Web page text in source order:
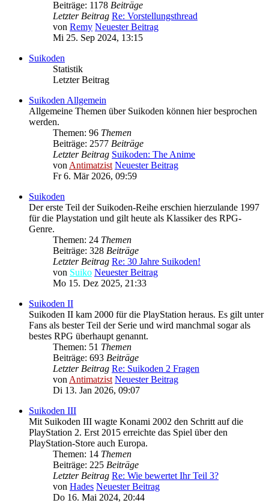
Beiträge: 1178 Beiträge
Letzter Beitrag Re: Vorstellungsthread
von Remy Neuester Beitrag
Mi 25. Sep 2024, 13:15
Suikoden
Statistik
Letzter Beitrag
Suikoden Allgemein
Allgemeine Themen über Suikoden können hier besprochen
werden.
Themen: 96 Themen
Beiträge: 2577 Beiträge
Letzter Beitrag Suikoden: The Anime
vonAntimatzist Neuester Beitrag
Fr 6. Mär 2026, 09:59
Suikoden
Der erste Teil der Suikoden-Reihe erschien hierzulande 1997
für die Playstation und gilt heute als Klassiker des RPG-
Genre.
Themen: 24 Themen
Beiträge: 328 Beiträge
Letzter Beitrag Re: 30 Jahre Suikoden!
von Suiko Neuester Beitrag
Mo 15. Dez 2025, 21:33
Suikoden II
Suikoden II kam 2000 für die PlayStation heraus. Es gilt unter
Fans als bester Teil der Serie und wird manchmal sogar als
bestes RPG überhaupt genannt.
Themen: 51 Themen
Beiträge: 693 Beiträge
Letzter Beitrag Re: Suikoden 2 Fragen
vonAntimatzist Neuester Beitrag
Di 13. Jan 2026, 09:07
Suikoden III
Mit Suikoden III wagte Konami 2002 den Schritt auf die
PlayStation 2. Erst 2015 erreichte das Spiel über den
PlayStation-Store auch Europa.
Themen: 14 Themen
Beiträge: 225 Beiträge
Letzter Beitrag Re: Wie bewertet Ihr Teil 3?
von Hades Neuester Beitrag
Do 16. Mai 2024, 20:44